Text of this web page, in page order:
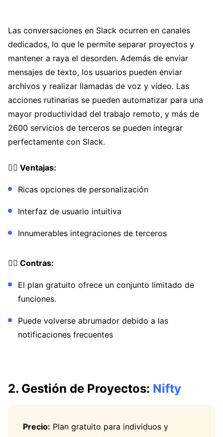
Las conversaciones en Slack ocurren en canales
dedicados, lo que le permite separar proyectos y
mantener a raya el desorden. Además de enviar
mensajes de texto, los usuarios pueden enviar
archivos y realizar llamadas de voz y vídeo. Las
acciones rutinarias se pueden automatizar para una
mayor productividad del trabajo remoto, y más de
2600 servicios de terceros se pueden integrar
perfectamente con Slack.
👍🏼 Ventajas:
Ricas opciones de personalización
Interfaz de usuario intuitiva
Innumerables integraciones de terceros
👎🏼 Contras:
El plan gratuito ofrece un conjunto limitado de
funciones.
Puede volverse abrumador debido a las
notificaciones frecuentes
2. Gestión de Proyectos: Nifty
Precio: Plan gratuito para individuos y